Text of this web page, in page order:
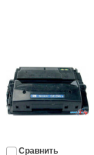
Сравнить